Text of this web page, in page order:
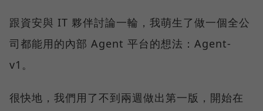
跟資安與 IT 夥伴討論一輪，我萌生了做一個全公
司都能用的內部 Agent 平台的想法：Agent-
v1。
很快地，我們用了不到兩週做出第一版，開始在